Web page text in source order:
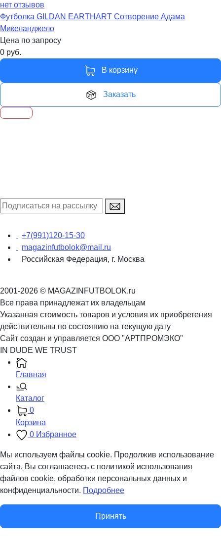
нет отзывов
Футболка GILDAN EARTHART Сотворение Адама
Микеланджело
Цена по запросу
0 руб.
В корзину
Заказать
+7(991)120-15-30
magazinfutbolok@mail.ru
Российская Федерация, г. Москва
2001-2026 © MAGAZINFUTBOLOK.ru
Все права принадлежат их владельцам
Указанная стоимость товаров и условия их приобретения
действительны по состоянию на текущую дату
Сайт создан и управляется ООО "АРТПРОМЭКО"
IN DUDE WE TRUST
Главная
Каталог
0
Корзина
0 Избранное
Мы используем файлы cookie. Продолжив использование
сайта, Вы соглашаетесь с политикой использования
файлов cookie, обработки персональных данных и
конфиденциальности. Подробнее
Принять